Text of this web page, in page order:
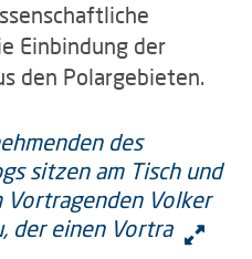
Einbindung der
den Polargebieten.